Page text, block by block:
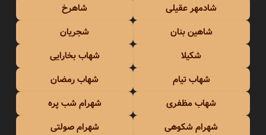
شادمهر عقیلی
شاهرخ
شاهین بنان
شجریان
شکیلا
شهاب بخارایی
شهاب تیام
شهاب رمضان
شهاب مظفری
شهرام شب پره
شهرام شکوهی
شهرام صولتی